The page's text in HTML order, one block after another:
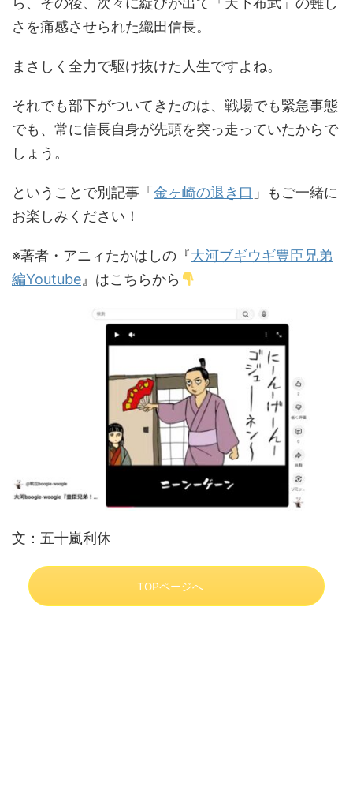
さを痛感させられた織田信長。
まさしく全力で駆け抜けた人生ですよね。
それでも部下がついてきたのは、戦場でも緊急事態
でも、常に信長自身が先頭を突っ走っていたからで
しょう。
ということで別記事「 金ヶ崎の退き口 」もご一緒に
お楽しみください！
※著者・アニィたかはしの『大河ブギウギ豊臣兄弟
編Youtube 』はこちらから
文：五十嵐利休
TOPページへ